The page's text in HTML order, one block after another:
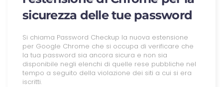
sicurezza delle tue password
Si chiama Password Checkup la nuova estensione
per Google Chrome che si occupa di verificare che
la tua password sia ancora sicura e non sia
disponibile negli elenchi di quelle rese pubbliche nel
tempo a seguito della violazione dei siti a cui si era
iscritti.